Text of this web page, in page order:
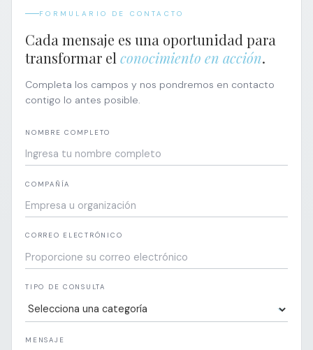
FORMULARIO DE CONTACTO
Cada mensaje es una oportunidad para
transformar elconocimiento en acción.
Completa los campos y nos pondremos en contacto
contigo lo antes posible.
NOMBRE COMPLETO
COMPAÑÍA
CORREO ELECTRÓNICO
TIPO DE CONSULTA
MENSAJE